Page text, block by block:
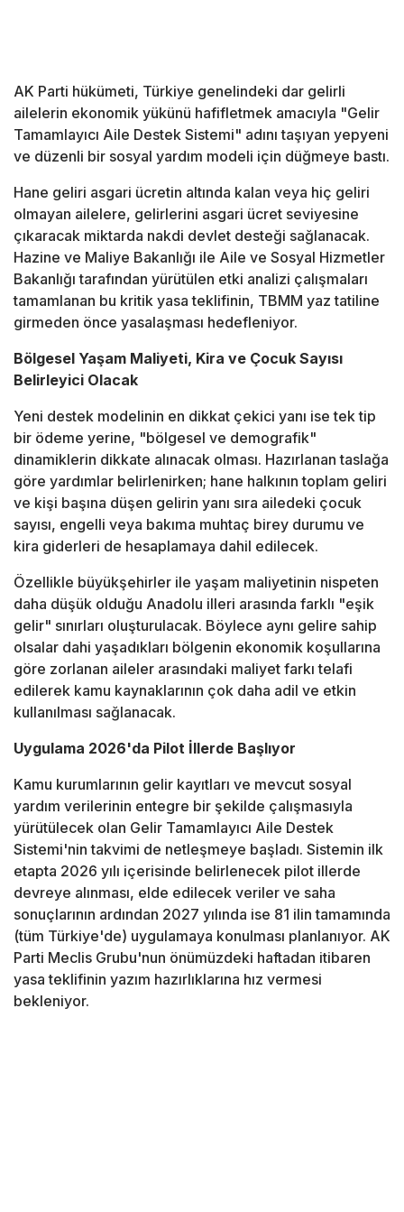
AK Parti hükümeti, Türkiye genelindeki dar gelirli
ailelerin ekonomik yükünü hafifletmek amacıyla "Gelir
Tamamlayıcı Aile Destek Sistemi" adını taşıyan yepyeni
ve düzenli bir sosyal yardım modeli için düğmeye bastı.
Hane geliri asgari ücretin altında kalan veya hiç geliri
olmayan ailelere, gelirlerini asgari ücret seviyesine
çıkaracak miktarda nakdi devlet desteği sağlanacak.
Hazine ve Maliye Bakanlığı ile Aile ve Sosyal Hizmetler
Bakanlığı tarafından yürütülen etki analizi çalışmaları
tamamlanan bu kritik yasa teklifinin, TBMM yaz tatiline
girmeden önce yasalaşması hedefleniyor.
Bölgesel Yaşam Maliyeti, Kira ve Çocuk Sayısı
Belirleyici Olacak
Yeni destek modelinin en dikkat çekici yanı ise tek tip
bir ödeme yerine, "bölgesel ve demografik"
dinamiklerin dikkate alınacak olması. Hazırlanan taslağa
göre yardımlar belirlenirken; hane halkının toplam geliri
ve kişi başına düşen gelirin yanı sıra ailedeki çocuk
sayısı, engelli veya bakıma muhtaç birey durumu ve
kira giderleri de hesaplamaya dahil edilecek.
Özellikle büyükşehirler ile yaşam maliyetinin nispeten
daha düşük olduğu Anadolu illeri arasında farklı "eşik
gelir" sınırları oluşturulacak. Böylece aynı gelire sahip
olsalar dahi yaşadıkları bölgenin ekonomik koşullarına
göre zorlanan aileler arasındaki maliyet farkı telafi
edilerek kamu kaynaklarının çok daha adil ve etkin
kullanılması sağlanacak.
Uygulama 2026'da Pilot İllerde Başlıyor
Kamu kurumlarının gelir kayıtları ve mevcut sosyal
yardım verilerinin entegre bir şekilde çalışmasıyla
yürütülecek olan Gelir Tamamlayıcı Aile Destek
Sistemi'nin takvimi de netleşmeye başladı. Sistemin ilk
etapta 2026 yılı içerisinde belirlenecek pilot illerde
devreye alınması, elde edilecek veriler ve saha
sonuçlarının ardından 2027 yılında ise 81 ilin tamamında
(tüm Türkiye'de) uygulamaya konulması planlanıyor. AK
Parti Meclis Grubu'nun önümüzdeki haftadan itibaren
yasa teklifinin yazım hazırlıklarına hız vermesi
bekleniyor.